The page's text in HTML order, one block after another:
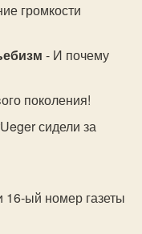
громкости
- И почему
поколения!
сидели за
ый номер газеты